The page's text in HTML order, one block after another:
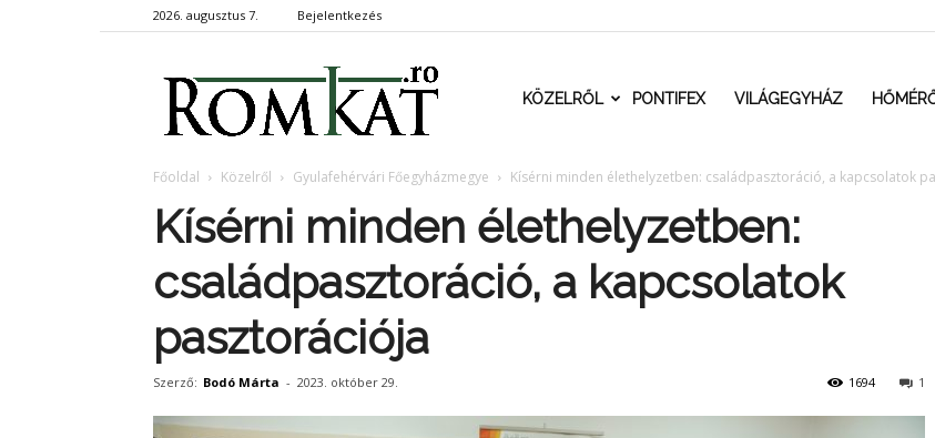
2026. augusztus 7. Bejelentkezés
RomKat.roKÖZELRŐL PONTIFEX VILÁGEGYHÁZ
Főoldal Közelről Gyulafehérvári Főegyházmegye Kísérni minden élethelyzetben: családpasztoráció, a kapcsolatok
Kísérni minden élethelyzetben:
családpasztoráció, a kapcsolatok
pasztorációja
Szerző: Bodó Márta - 2023. október 29. 1
1694